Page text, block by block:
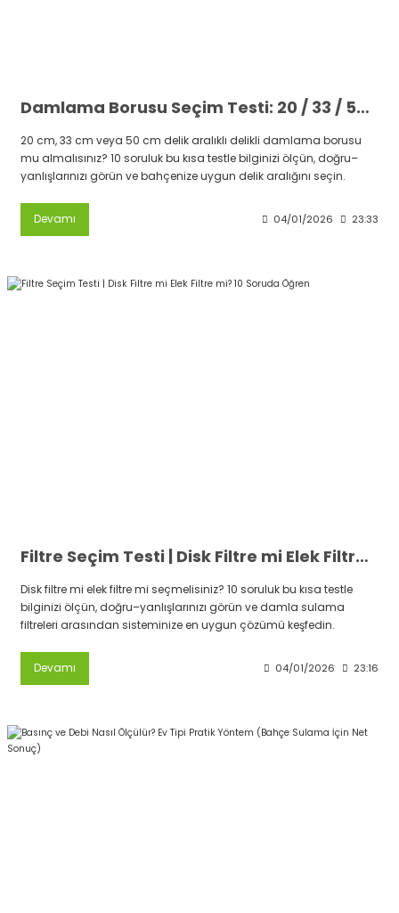
Damlama Borusu Seçim Testi: 20 / 33 / 50 cm Delik Aralığı Hangisi?
20 cm, 33 cm veya 50 cm delik aralıklı delikli damlama borusu
mu almalısınız? 10 soruluk bu kısa testle bilginizi ölçün, doğru–
yanlışlarınızı görün ve bahçenize uygun delik aralığını seçin.
Devamı 04/01/2026 23:33
Filtre Seçim Testi | Disk Filtre mi Elek Filtre mi? 10 Soruda Öğren
Disk filtre mi elek filtre mi seçmelisiniz? 10 soruluk bu kısa testle
bilginizi ölçün, doğru–yanlışlarınızı görün ve damla sulama
filtreleri arasından sisteminize en uygun çözümü keşfedin.
Devamı 04/01/2026 23:16